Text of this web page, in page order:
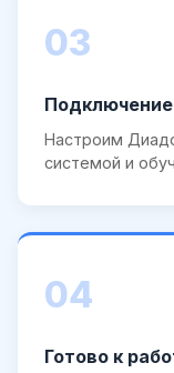
03
Подключение
Настроим
системой и
04
Готово к